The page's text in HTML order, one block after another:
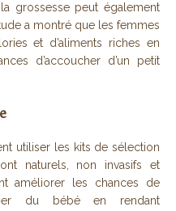
grossesse peut également
a montré que les femmes
et d’aliments riches en
d’accoucher d’un petit
utiliser les kits de sélection
naturels, non invasifs et
améliorer les chances de
du bébé en rendant